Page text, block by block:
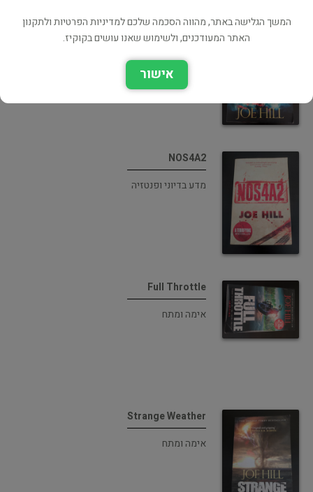
Heart-Shaped Box
אימה ומתח
NOS4A2
מדע בדיוני ופנטזיה
Full Throttle
אימה ומתח
Strange Weather
אימה ומתח
המשך הגלישה באתר, מהווה הסכמה שלכם למדיניות הפרטיות ולתקנון
האתר המעודכנים, ולשימוש שאנו עושים בקוקיז.
אישור